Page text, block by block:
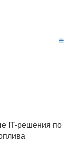
IT-решения по